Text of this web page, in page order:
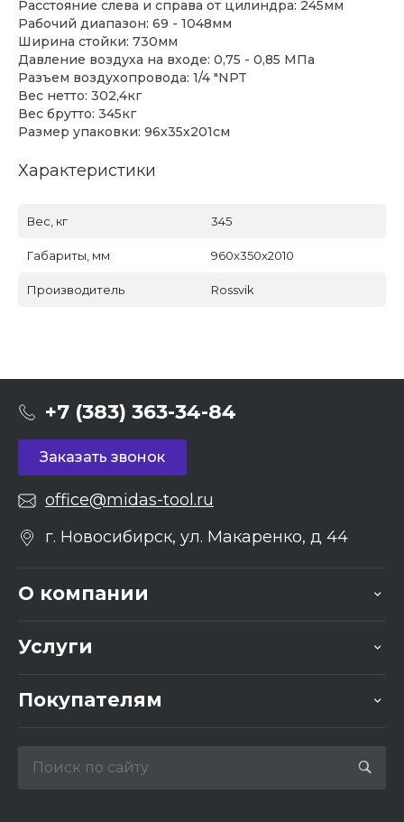
Расстояние слева и справа от цилиндра: 245мм
Рабочий диапазон: 69 - 1048мм
Ширина стойки: 730мм
Давление воздуха на входе: 0,75 - 0,85 МПа
Разъем воздухопровода: 1/4 "NPT
Вес нетто: 302,4кг
Вес брутто: 345кг
Размер упаковки: 96x35x201см
Характеристики
Вес, кг 345
Габариты, мм 960x350x2010
Производитель Rossvik
+7 (383) 363-34-84
Заказать звонок
office@midas-tool.ru
г. Новосибирск, ул. Макаренко, д 44
О компании
Услуги
Покупателям